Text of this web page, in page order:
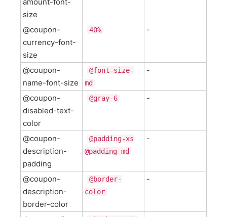
size
@coupon-
currency-font-
size
40% -
@coupon-
name-font-size
@font-size-
md
-
@coupon-
disabled-text-
color
@gray-6 -
@coupon-
description-
padding
@padding-xs
@padding-md
-
@coupon-
description-
border-color
@border-
color
-